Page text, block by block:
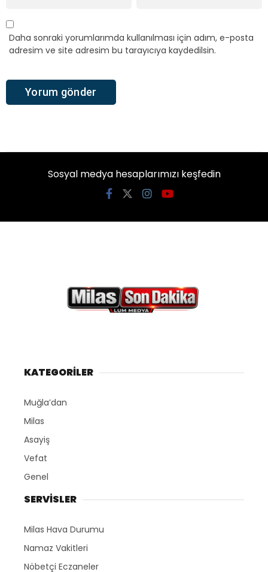
Daha sonraki yorumlarımda kullanılması için adım, e-posta
adresim ve site adresim bu tarayıcıya kaydedilsin.
Sosyal medya hesaplarımızı keşfedin
KATEGORİLER
Muğla’dan
Milas
Asayiş
Vefat
Genel
SERVİSLER
Milas Hava Durumu
Namaz Vakitleri
Nöbetçi Eczaneler